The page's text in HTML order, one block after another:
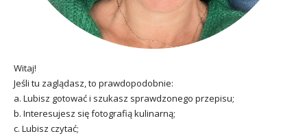
Witaj!
Jeśli tu zaglądasz, to prawdopodobnie:
a. Lubisz gotować i szukasz sprawdzonego przepisu;
b. Interesujesz się fotografią kulinarną;
c. Lubisz czytać;